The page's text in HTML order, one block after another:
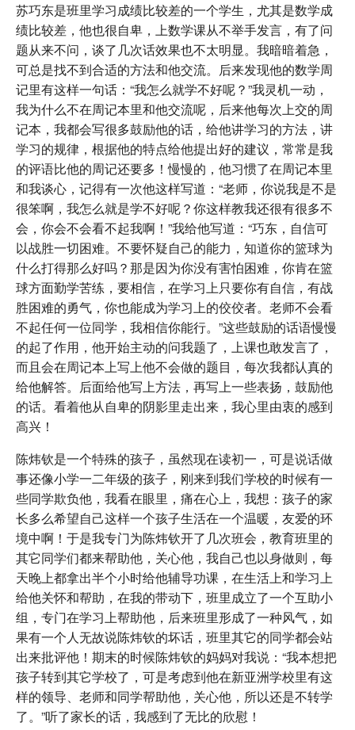
苏巧东是班里学习成绩比较差的一个学生，尤其是数学成
绩比较差，他也很自卑，上数学课从不举手发言，有了问
题从来不问，谈了几次话效果也不太明显。我暗暗着急，
可总是找不到合适的方法和他交流。后来发现他的数学周
记里有这样一句话：“我怎么就学不好呢？”我灵机一动，
我为什么不在周记本里和他交流呢，后来他每次上交的周
记本，我都会写很多鼓励他的话，给他讲学习的方法，讲
学习的规律，根据他的特点给他提出好的建议，常常是我
的评语比他的周记还要多！慢慢的，他习惯了在周记本里
和我谈心，记得有一次他这样写道：“老师，你说我是不是
很笨啊，我怎么就是学不好呢？你这样教我还很有很多不
会，你会不会看不起我啊！”我给他写道：“巧东，自信可
以战胜一切困难。不要怀疑自己的能力，知道你的篮球为
什么打得那么好吗？那是因为你没有害怕困难，你肯在篮
球方面勤学苦练，要相信，在学习上只要你有自信，有战
胜困难的勇气，你也能成为学习上的佼佼者。老师不会看
不起任何一位同学，我相信你能行。”这些鼓励的话语慢慢
的起了作用，他开始主动的问我题了，上课也敢发言了，
而且会在周记本上写上他不会做的题目，每次我都认真的
给他解答。后面给他写上方法，再写上一些表扬，鼓励他
的话。看着他从自卑的阴影里走出来，我心里由衷的感到
高兴！
陈炜钦是一个特殊的孩子，虽然现在读初一，可是说话做
事还像小学一二年级的孩子，刚来到我们学校的时候有一
些同学欺负他，我看在眼里，痛在心上，我想：孩子的家
长多么希望自己这样一个孩子生活在一个温暖，友爱的环
境中啊！于是我专门为陈炜钦开了几次班会，教育班里的
其它同学们都来帮助他，关心他，我自己也以身做则，每
天晚上都拿出半个小时给他辅导功课，在生活上和学习上
给他关怀和帮助，在我的带动下，班里成立了一个互助小
组，专门在学习上帮助他，后来班里形成了一种风气，如
果有一个人无故说陈炜钦的坏话，班里其它的同学都会站
出来批评他！期末的时候陈炜钦的妈妈对我说：“我本想把
孩子转到其它学校了，可是考虑到他在新亚洲学校里有这
样的领导、老师和同学帮助他，关心他，所以还是不转学
了。”听了家长的话，我感到了无比的欣慰！